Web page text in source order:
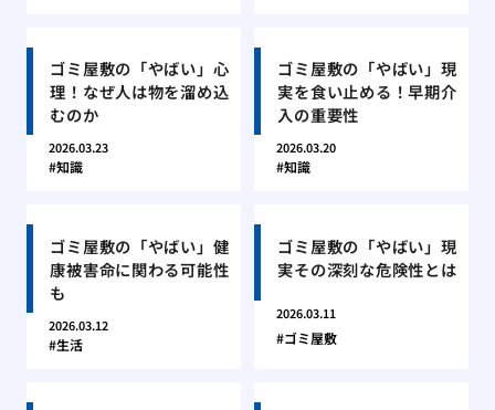
ゴミ屋敷の「やばい」心
理！なぜ人は物を溜め込
むのか
2026.03.23
知識
ゴミ屋敷の「やばい」現
実を食い止める！早期介
入の重要性
2026.03.20
知識
ゴミ屋敷の「やばい」健
康被害命に関わる可能性
も
2026.03.12
生活
ゴミ屋敷の「やばい」現
実その深刻な危険性とは
2026.03.11
ゴミ屋敷